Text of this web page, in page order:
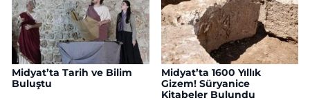
Midyat’ta Tarih ve Bilim
Buluştu
Midyat’ta 1600 Yıllık
Gizem! Süryanice
Kitabeler Bulundu